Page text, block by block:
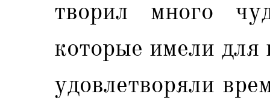
творил много
которые имели для
удовлетворяли